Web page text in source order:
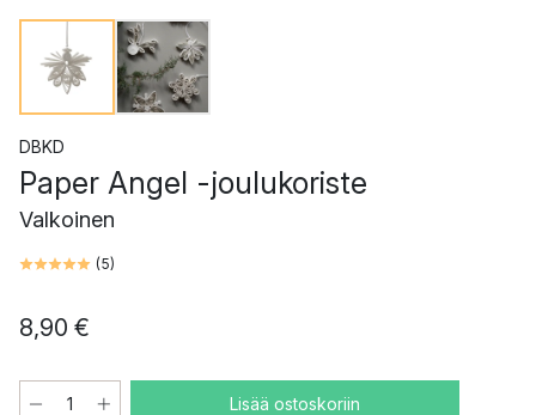
DBKD
Paper Angel -joulukoriste
Valkoinen
(5)
8,90 €
Lisää ostoskoriin